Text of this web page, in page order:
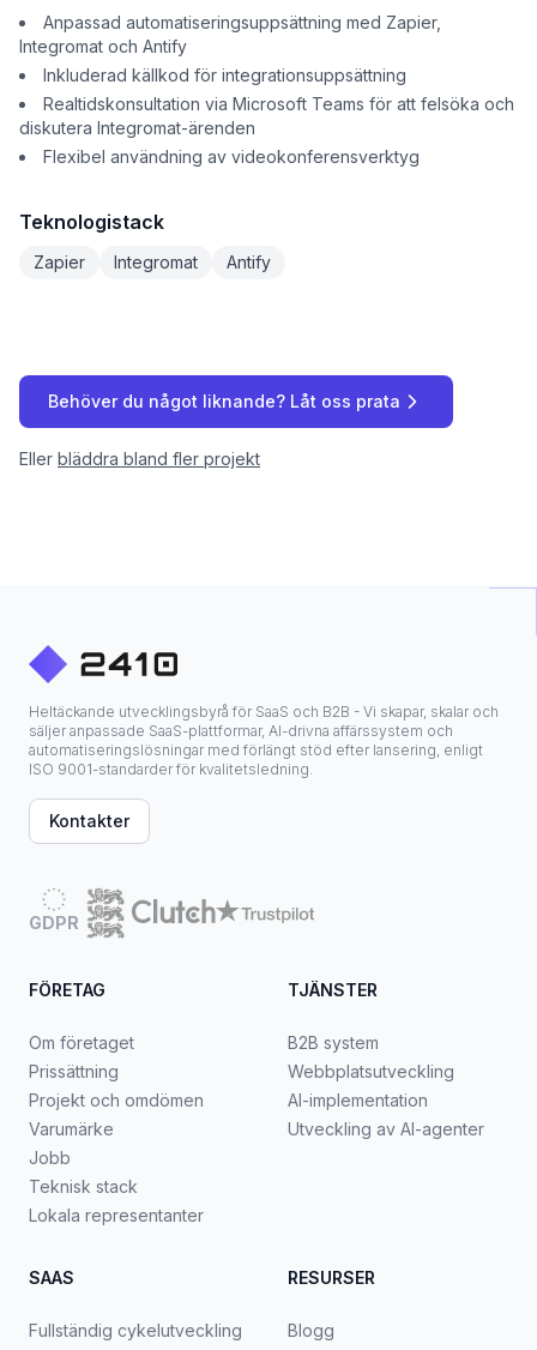
Anpassad automatiseringsuppsättning med Zapier,
Integromat och Antify
Inkluderad källkod för integrationsuppsättning
Realtidskonsultation via Microsoft Teams för att felsöka och
diskutera Integromat-ärenden
Flexibel användning av videokonferensverktyg
Teknologistack
Zapier Integromat Antify
Behöver du något liknande? Låt oss prata
Eller bläddra bland fler projekt
Heltäckande utvecklingsbyrå för SaaS och B2B - Vi skapar, skalar och
säljer anpassade SaaS-plattformar, AI-drivna affärssystem och
automatiseringslösningar med förlängt stöd efter lansering, enligt
ISO 9001-standarder för kvalitetsledning.
Kontakter
GDPR
FÖRETAG
Om företaget
Prissättning
Projekt och omdömen
Varumärke
Jobb
Teknisk stack
Lokala representanter
TJÄNSTER
B2B system
Webbplatsutveckling
AI-implementation
Utveckling av AI-agenter
SAAS
Fullständig cykelutveckling
RESURSER
Blogg